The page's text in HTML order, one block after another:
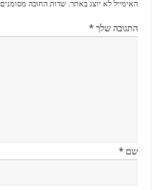
האימייל לא יוצג באתר. שדות החובה מסומנים
התגובה שלך*
שם *